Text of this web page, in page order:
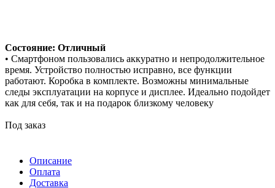
Состояние: Отличный
• Смартфоном пользовались аккуратно и непродолжительное
время. Устройство полностью исправно, все функции
работают. Коробка в комплекте. Возможны минимальные
следы эксплуатации на корпусе и дисплее. Идеально подойдет
как для себя, так и на подарок близкому человеку
Под заказ
Описание
Оплата
Доставка